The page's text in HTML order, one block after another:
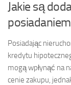
Jakie są
Posiadając
kredytu
mogą wpłynąć na
cenie zakupu,